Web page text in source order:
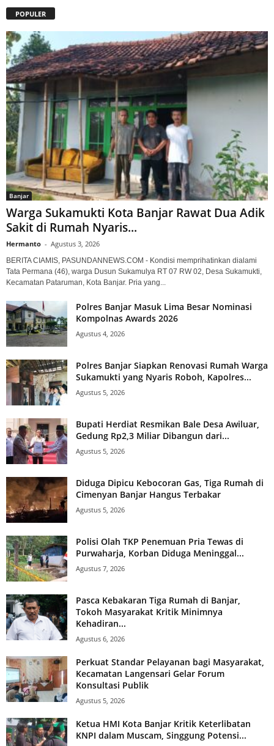
POPULER
Banjar
Warga Sukamukti Kota Banjar Rawat Dua Adik
Sakit di Rumah Nyaris...
Hermanto - Agustus 3, 2026
BERITA CIAMIS, PASUNDANNEWS.COM - Kondisi memprihatinkan dialami
Tata Permana (46), warga Dusun Sukamulya RT 07 RW 02, Desa Sukamukti,
Kecamatan Pataruman, Kota Banjar. Pria yang...
Polres Banjar Masuk Lima Besar Nominasi
Kompolnas Awards 2026
Agustus 4, 2026
Polres Banjar Siapkan Renovasi Rumah Warga
Sukamukti yang Nyaris Roboh, Kapolres...
Agustus 5, 2026
Bupati Herdiat Resmikan Bale Desa Awiluar,
Gedung Rp2,3 Miliar Dibangun dari...
Agustus 5, 2026
Diduga Dipicu Kebocoran Gas, Tiga Rumah di
Cimenyan Banjar Hangus Terbakar
Agustus 5, 2026
Polisi Olah TKP Penemuan Pria Tewas di
Purwaharja, Korban Diduga Meninggal...
Agustus 7, 2026
Pasca Kebakaran Tiga Rumah di Banjar,
Tokoh Masyarakat Kritik Minimnya
Kehadiran...
Agustus 6, 2026
Perkuat Standar Pelayanan bagi Masyarakat,
Kecamatan Langensari Gelar Forum
Konsultasi Publik
Agustus 5, 2026
Ketua HMI Kota Banjar Kritik Keterlibatan
KNPI dalam Muscam, Singgung Potensi...